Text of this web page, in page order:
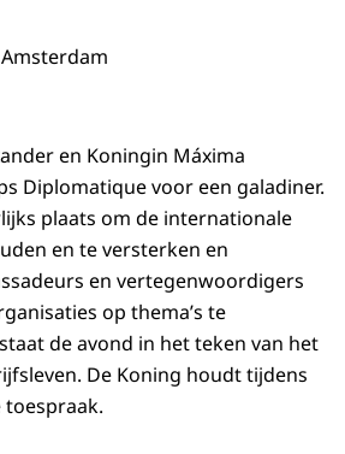
en Koningin Máxima
Diplomatique voor een galadiner.
plaats om de internationale
en te versterken en
en vertegenwoordigers
op thema’s te
de avond in het teken van het
De Koning houdt tijdens